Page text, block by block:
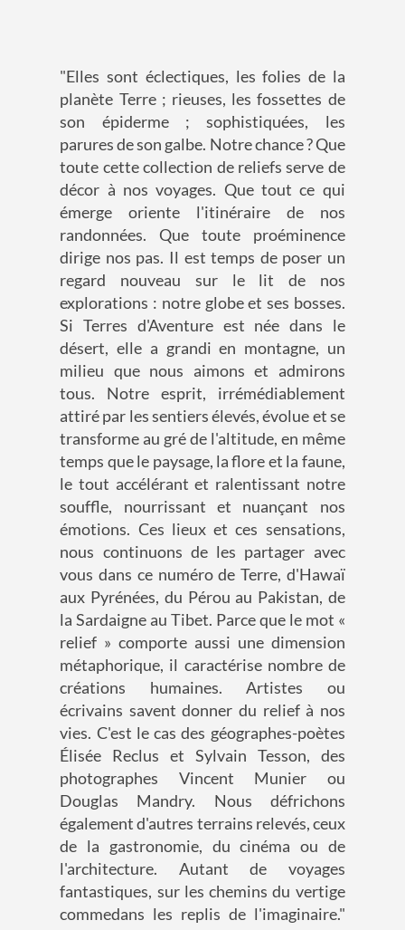
"Elles sont éclectiques, les folies de la
planète Terre ; rieuses, les fossettes de
son épiderme ; sophistiquées, les
parures de son galbe. Notre chance ? Que
toute cette collection de reliefs serve de
décor à nos voyages. Que tout ce qui
émerge oriente l'itinéraire de nos
randonnées. Que toute proéminence
dirige nos pas. Il est temps de poser un
regard nouveau sur le lit de nos
explorations : notre globe et ses bosses.
Si Terres d'Aventure est née dans le
désert, elle a grandi en montagne, un
milieu que nous aimons et admirons
tous. Notre esprit, irrémédiablement
attiré par les sentiers élevés, évolue et se
transforme au gré de l'altitude, en même
temps que le paysage, la flore et la faune,
le tout accélérant et ralentissant notre
souffle, nourrissant et nuançant nos
émotions. Ces lieux et ces sensations,
nous continuons de les partager avec
vous dans ce numéro de Terre, d'Hawaï
aux Pyrénées, du Pérou au Pakistan, de
la Sardaigne au Tibet. Parce que le mot «
relief » comporte aussi une dimension
métaphorique, il caractérise nombre de
créations humaines. Artistes ou
écrivains savent donner du relief à nos
vies. C'est le cas des géographes-poètes
Élisée Reclus et Sylvain Tesson, des
photographes Vincent Munier ou
Douglas Mandry. Nous défrichons
également d'autres terrains relevés, ceux
de la gastronomie, du cinéma ou de
l'architecture. Autant de voyages
fantastiques, sur les chemins du vertige
commedans les replis de l'imaginaire."